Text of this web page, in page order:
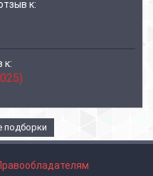
к:
к:
подборки